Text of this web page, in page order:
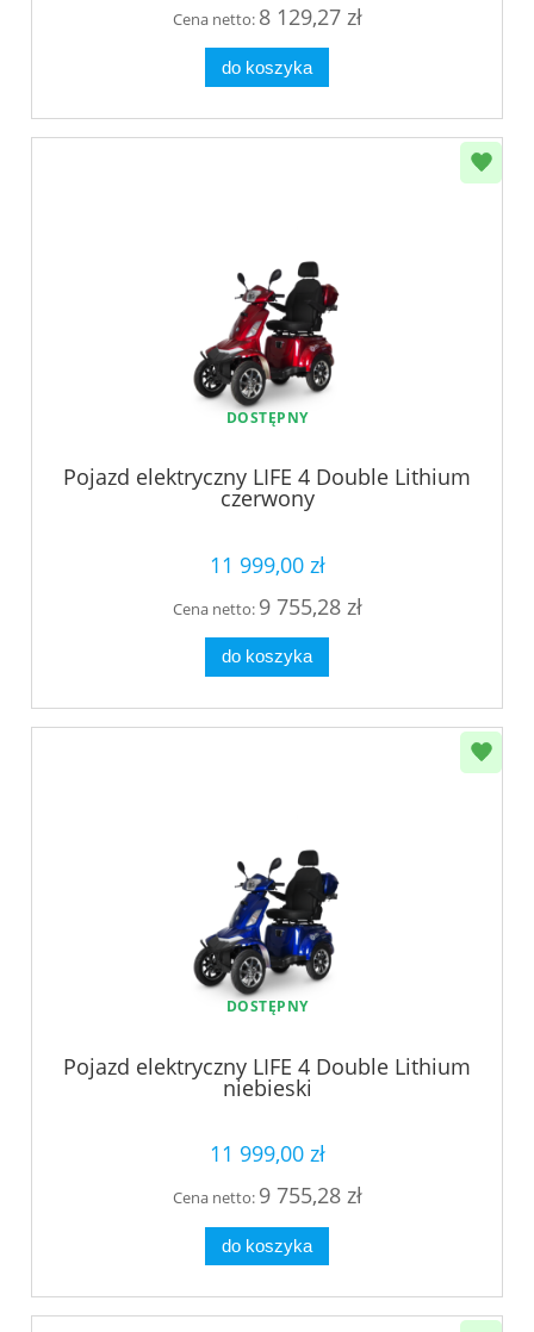
Cena netto: 8 129,27 zł
do koszyka
DOSTĘPNY
Pojazd elektryczny LIFE 4 Double Lithium
czerwony
11 999,00 zł
Cena netto: 9 755,28 zł
do koszyka
DOSTĘPNY
Pojazd elektryczny LIFE 4 Double Lithium
niebieski
11 999,00 zł
Cena netto: 9 755,28 zł
do koszyka